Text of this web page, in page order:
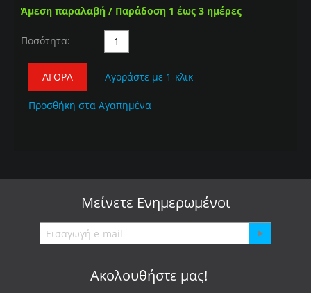
Άμεση παραλαβή / Παράδοση 1 έως 3 ημέρες
Ποσότητα:
ΑΓΟΡΆ Αγοράστε με 1-κλικ
Προσθήκη στα Αγαπημένα
Μείνετε Ενημερωμένοι
Ακολουθήστε μας!